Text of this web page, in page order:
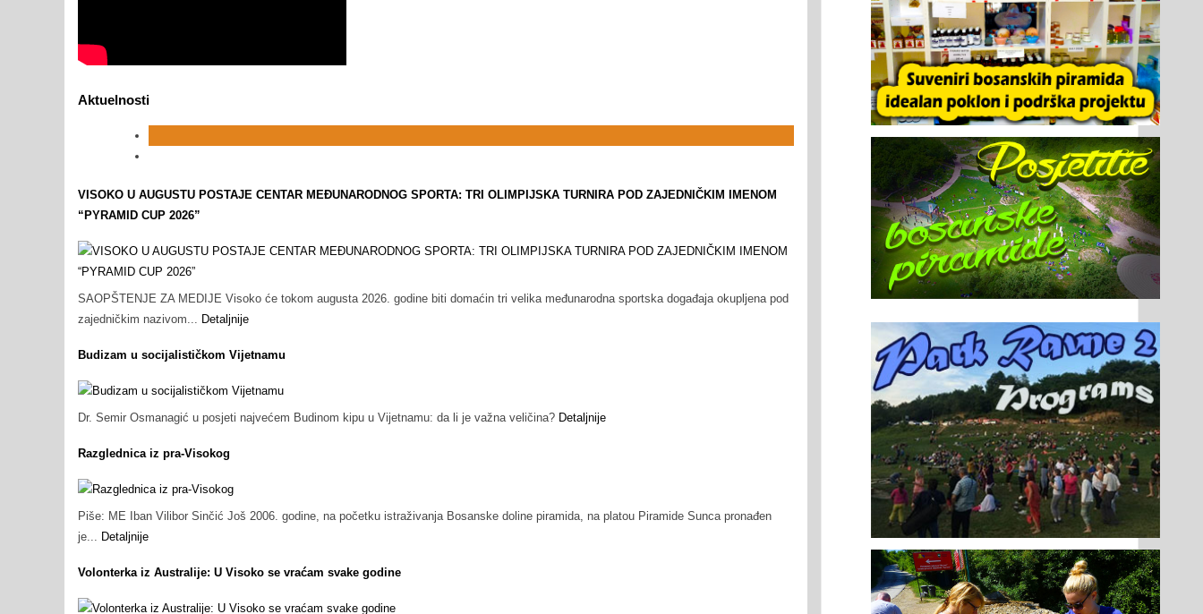
Aktuelnosti
VISOKO U AUGUSTU POSTAJE CENTAR MEĐUNARODNOG SPORTA: TRI OLIMPIJSKA TURNIRA POD ZAJEDNIČKIM IMENOM
“PYRAMID CUP 2026”
SAOPŠTENJE ZA MEDIJE Visoko će tokom augusta 2026. godine biti domaćin tri velika međunarodna sportska događaja okupljena pod
zajedničkim nazivom... Detaljnije
Budizam u socijalističkom Vijetnamu
Dr. Semir Osmanagić u posjeti najvećem Budinom kipu u Vijetnamu: da li je važna veličina? Detaljnije
Razglednica iz pra-Visokog
Piše: ME Iban Vilibor Sinčić Još 2006. godine, na početku istraživanja Bosanske doline piramida, na platou Piramide Sunca pronađen
je...
Detaljnije
Volonterka iz Australije: U Visoko se vraćam svake godine